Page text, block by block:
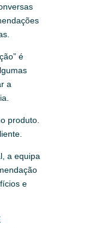
é
a
produto.
a equipa
e